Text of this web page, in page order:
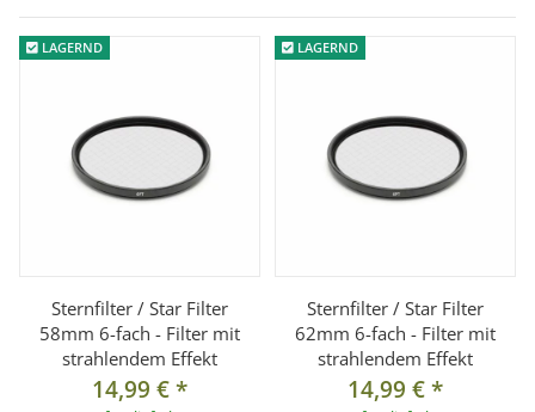
LAGERND
Sternfilter / Star Filter
58mm 6-fach - Filter mit
strahlendem Effekt
14,99 €*
LAGERND
Sternfilter / Star Filter
62mm 6-fach - Filter mit
strahlendem Effekt
14,99 €*